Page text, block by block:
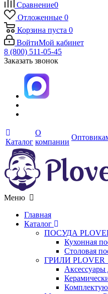
Сравнение0
Отложенные 0
Корзина пуста 0
ВойтиМой кабинет
8 (800) 511-05-45
Заказать звонок
Каталог
О
компании
Меню
Главная
Каталог
ПОСУДА
Кухонная
Столовая
ГРИЛИ PLOVER
Аксессуары